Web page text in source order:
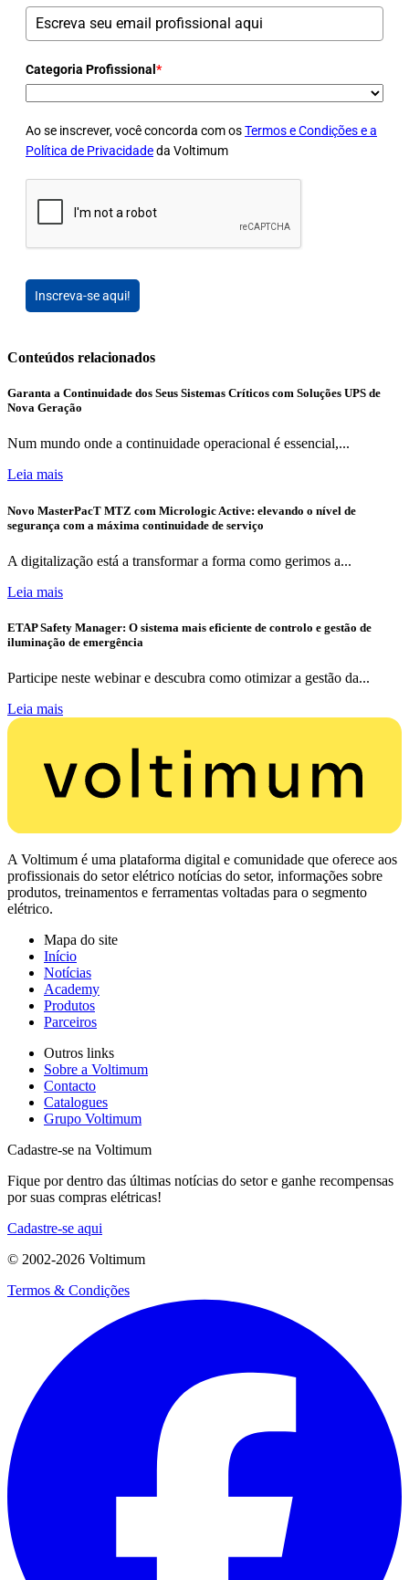
Categoria Profissional *
Ao se inscrever, você concorda com osTermos e Condições e a
Política de Privacidadeda Voltimum
Inscreva-se aqui!
Conteúdos relacionados
Garanta a Continuidade dos Seus Sistemas Críticos com Soluções UPS de
Nova Geração
Num mundo onde a continuidade operacional é essencial,...
Leia mais
Novo MasterPacT MTZ com Micrologic Active: elevando o nível de
segurança com a máxima continuidade de serviço
A digitalização está a transformar a forma como gerimos a...
Leia mais
ETAP Safety Manager: O sistema mais eficiente de controlo e gestão de
iluminação de emergência
Participe neste webinar e descubra como otimizar a gestão da...
Leia mais
A Voltimum é uma plataforma digital e comunidade que oferece aos
profissionais do setor elétrico notícias do setor, informações sobre
produtos, treinamentos e ferramentas voltadas para o segmento
elétrico.
Mapa do site
Início
Notícias
Academy
Produtos
Parceiros
Outros links
Sobre a Voltimum
Contacto
Catalogues
Grupo Voltimum
Cadastre-se na Voltimum
Fique por dentro das últimas notícias do setor e ganhe recompensas
por suas compras elétricas!
Cadastre-se aqui
© 2002-2026 Voltimum
Termos & Condições